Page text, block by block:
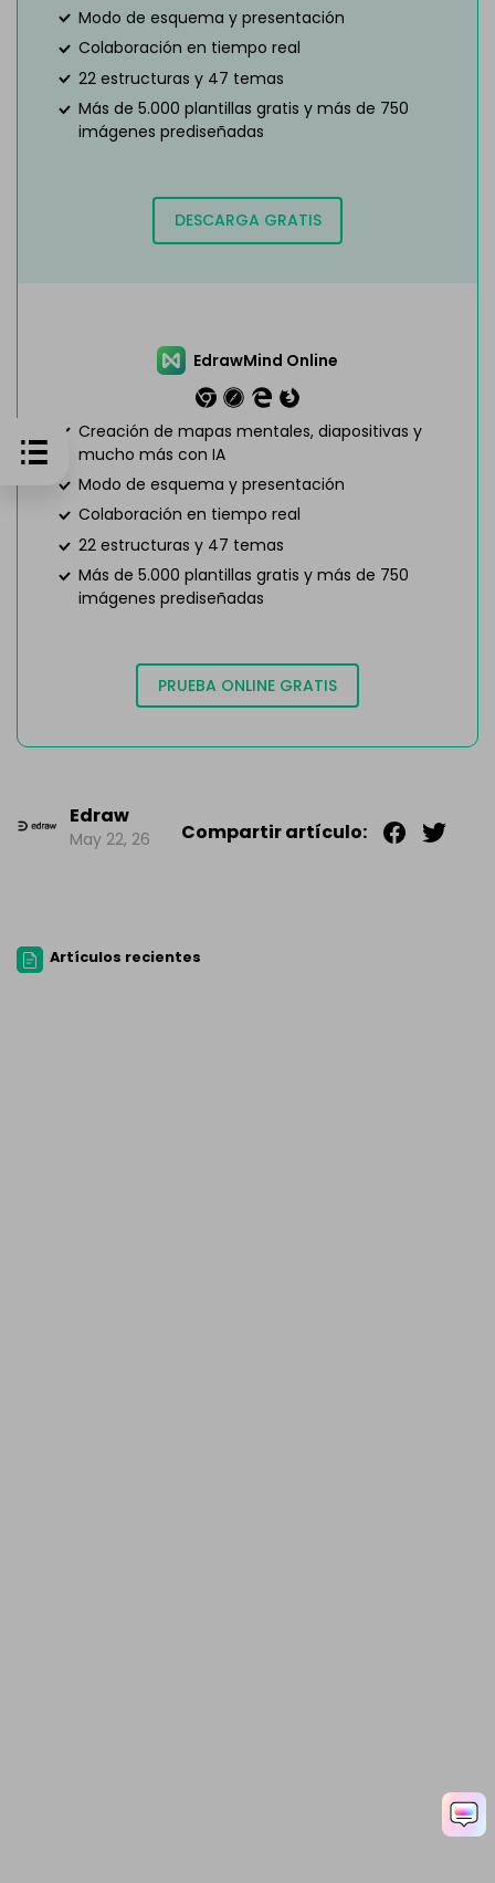
Modo de esquema y presentación
Colaboración en tiempo real
22 estructuras y 47 temas
Más de 5.000 plantillas gratis y más de 750
imágenes prediseñadas
DESCARGA GRATIS
EdrawMind Online
Creación de mapas mentales, diapositivas y
mucho más con IA
Modo de esquema y presentación
Colaboración en tiempo real
22 estructuras y 47 temas
Más de 5.000 plantillas gratis y más de 750
imágenes prediseñadas
PRUEBA ONLINE GRATIS
Edraw
May 22, 26 Compartir artículo:
Artículos recientes